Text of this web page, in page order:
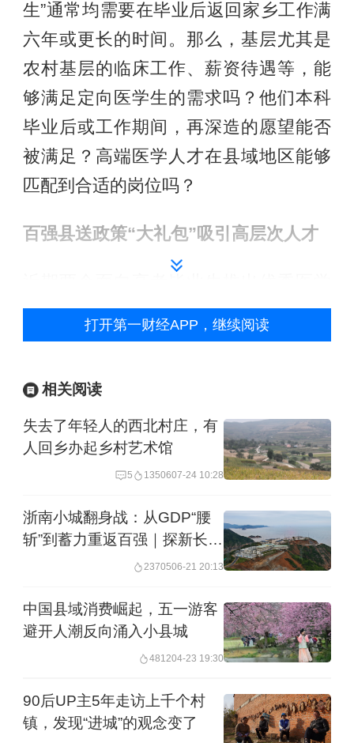
生”通常均需要在毕业后返回家乡工作满
六年或更长的时间。那么，基层尤其是
农村基层的临床工作、薪资待遇等，能
够满足定向医学生的需求吗？他们本科
毕业后或工作期间，再深造的愿望能否
被满足？高端医学人才在县域地区能够
匹配到合适的岗位吗？
百强县送政策“大礼包”吸引高层次人才
人才定向资助培养计划的全国百强县都
在江苏苏州——太仓和张家港。
两地在具体资助内容上也有相似之处，
比如均面向本地户籍高考生，补贴名额
按照高考分数分高者得，培养聚焦特定
医学专科，实施差异化资助，资助时长
或跨越十年，签约学生需承诺毕业后返
乡工作6年乃至10年时间。
将今年定向资助的高考生分为“市级优秀
医学人才”和“市级卫生紧缺人才”。前一
14所院校的临床医学专业（“5+3”本硕连
读），这14所院校包括清华、北大、上
打开第一财经APP，继续阅读
相关阅读
失去了年轻人的西北村庄，有
人回乡办起乡村艺术馆
5 1350607-24 10:28
浙南小城翻身战：从GDP“腰
斩”到蓄力重返百强｜探新长三
2370506-21 20:13
中国县域消费崛起，五一游客
避开人潮反向涌入小县城
481204-23 19:30
90后UP主5年走访上千个村
镇，发现“进城”的观念变了